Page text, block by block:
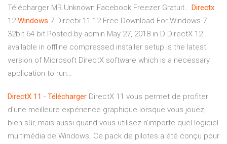
Télécharger MR.Unknown Facebook Freezer Gratuit… Directx
12Windows 7 Directx 11 12 Free Download For Windows 7
32bit 64 bit Posted by admin May 27, 2018 in D DirectX 12
available in offline compressed installer setup is the latest
version of Microsoft DirectX software which is a necessary
application to run…
DirectX 11 - Télécharger DirectX 11 vous permet de profiter
d'une meilleure expérience graphique lorsque vous jouez,
bien sûr, mais aussi quand vous utilisez n'importe quel logiciel
multimédia de Windows. Ce pack de pilotes a été conçu pour